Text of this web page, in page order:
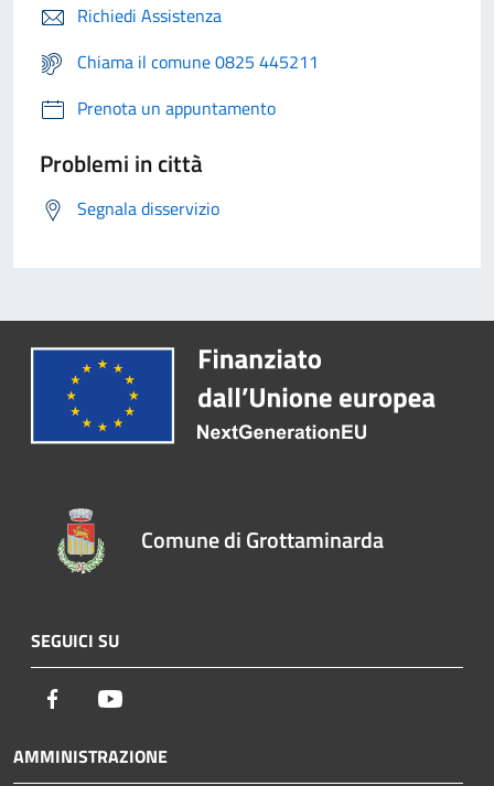
Richiedi Assistenza
Chiama il comune 0825 445211
Prenota un appuntamento
Problemi in città
Segnala disservizio
Comune di Grottaminarda
SEGUICI SU
Facebook
AMMINISTRAZIONE